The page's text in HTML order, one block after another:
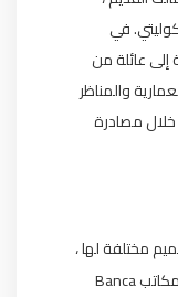
في
إلى عائلة من
والمناظر
مصادرة
مختلفة لها ،
للمهندس سيزار باسكوليتي ، المصمم لأهم مكاتب Banca